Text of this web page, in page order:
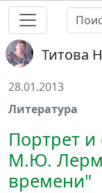
Титова
28.01.2013
Литература
Портрет
М.Ю.
времени"